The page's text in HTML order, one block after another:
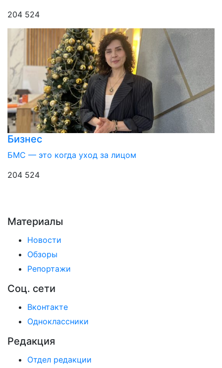
204 524
Бизнес
БМС — это когда уход за лицом
204 524
Материалы
Новости
Обзоры
Репортажи
Соц. сети
Вконтакте
Одноклассники
Редакция
Отдел редакции